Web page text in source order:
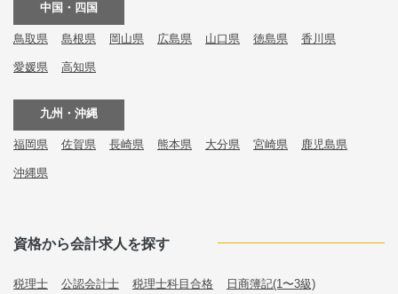
中国・四国
鳥取県 島根県 岡山県 広島県 山口県 徳島県 香川県
愛媛県 高知県
九州・沖縄
福岡県 佐賀県 長崎県 熊本県 大分県 宮崎県 鹿児島県
沖縄県
資格から会計求人を探す
税理士 公認会計士 税理士科目合格 日商簿記(1〜3級)